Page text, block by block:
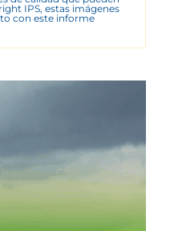
IPS, estas imágenes
con este informe